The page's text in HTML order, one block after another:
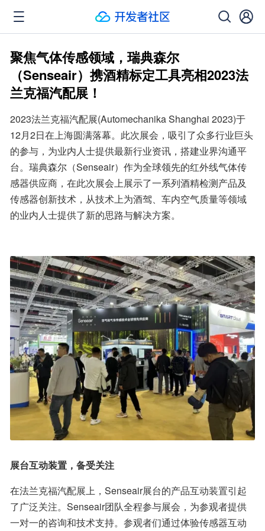
聚焦气体传感领域，瑞典森尔
（Senseair）携酒精标定工具亮相2023法
兰克福汽配展！
2023法兰克福汽配展(Automechanika Shanghai 2023)于
12月2日在上海圆满落幕。此次展会，吸引了众多行业巨头
的参与，为业内人士提供最新行业资讯，搭建业界沟通平
台。瑞典森尔（Senseair）作为全球领先的红外线气体传
感器供应商，在此次展会上展示了一系列酒精检测产品及
传感器创新技术，从技术上为酒驾、车内空气质量等领域
的业内人士提供了新的思路与解决方案。
展台互动装置，备受关注
在法兰克福汽配展上，Senseair展台的产品互动装置引起
了广泛关注。Senseair团队全程参与展会，为参观者提供
一对一的咨询和技术支持。参观者们通过体验传感器互动